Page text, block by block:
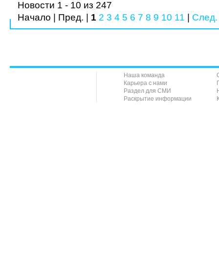
Новости 1 - 10 из 247
Начало | Пред. | 1 2 3 4 5 6 7 8 9 10 11 След.
Наша команда
Карьера с нами
Раздел для СМИ
Раскрытие информации